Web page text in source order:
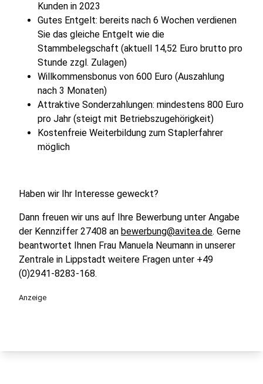
Kunden in 2023
Gutes Entgelt: bereits nach 6 Wochen verdienen
Sie das gleiche Entgelt wie die
Stammbelegschaft (aktuell 14,52 Euro brutto pro
Stunde zzgl. Zulagen)
Willkommensbonus von 600 Euro (Auszahlung
nach 3 Monaten)
Attraktive Sonderzahlungen: mindestens 800 Euro
pro Jahr (steigt mit Betriebszugehörigkeit)
Kostenfreie Weiterbildung zum Staplerfahrer
möglich
Haben wir Ihr Interesse geweckt?
Dann freuen wir uns auf Ihre Bewerbung unter Angabe
der Kennziffer 27408 an bewerbung@avitea.de. Gerne
beantwortet Ihnen Frau Manuela Neumann in unserer
Zentrale in Lippstadt weitere Fragen unter +49
(0)2941-8283-168.
Anzeige